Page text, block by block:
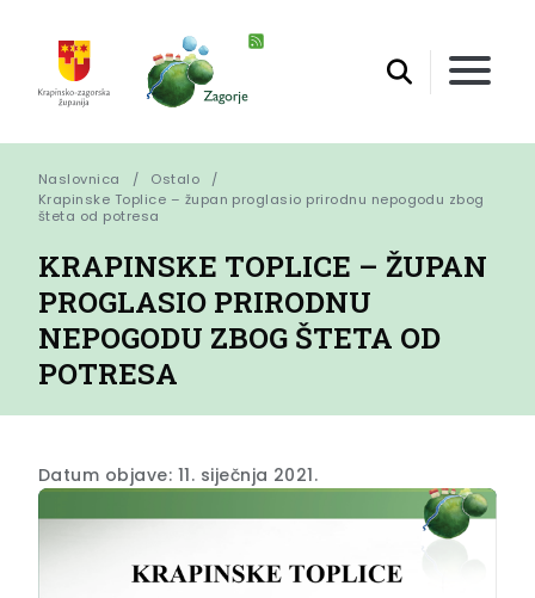
Naslovnica
Ostalo
Krapinske Toplice – župan proglasio prirodnu nepogodu zbog
šteta od potresa
KRAPINSKE TOPLICE – ŽUPAN
PROGLASIO PRIRODNU
NEPOGODU ZBOG ŠTETA OD
POTRESA
Datum objave: 11. siječnja 2021.